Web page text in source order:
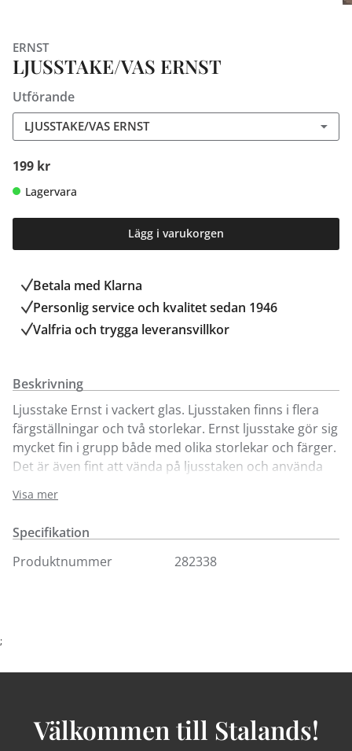
ERNST
LJUSSTAKE/VAS ERNST
Utförande
LJUSSTAKE/VAS ERNST
199 kr
Lagervara
Lägg i varukorgen
Betala med Klarna
Personlig service och kvalitet sedan 1946
Valfria och trygga leveransvillkor
Beskrivning
Ljusstake Ernst i vackert glas. Ljusstaken finns i flera
färgställningar och två storlekar. Ernst ljusstake gör sig
mycket fin i grupp både med olika storlekar och färger.
Det är även fint att vända på ljusstaken och använda
och den större 7x9 cm.
Dessa ljusstakar finns att köpa på Kungens Kurva- och
Sollentunas inredningsavdelningar. Storlek och färg
Visa mer
Specifikation
Produktnummer
282338
;
Välkommen till Stalands!